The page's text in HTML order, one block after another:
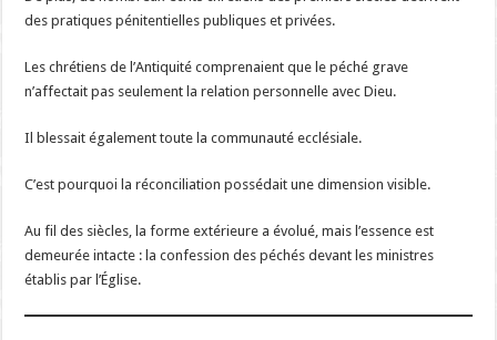
des pratiques pénitentielles publiques et privées.
Les chrétiens de l’Antiquité comprenaient que le péché grave
n’affectait pas seulement la relation personnelle avec Dieu.
Il blessait également toute la communauté ecclésiale.
C’est pourquoi la réconciliation possédait une dimension visible.
Au fil des siècles, la forme extérieure a évolué, mais l’essence est
demeurée intacte : la confession des péchés devant les ministres
établis par l’Église.